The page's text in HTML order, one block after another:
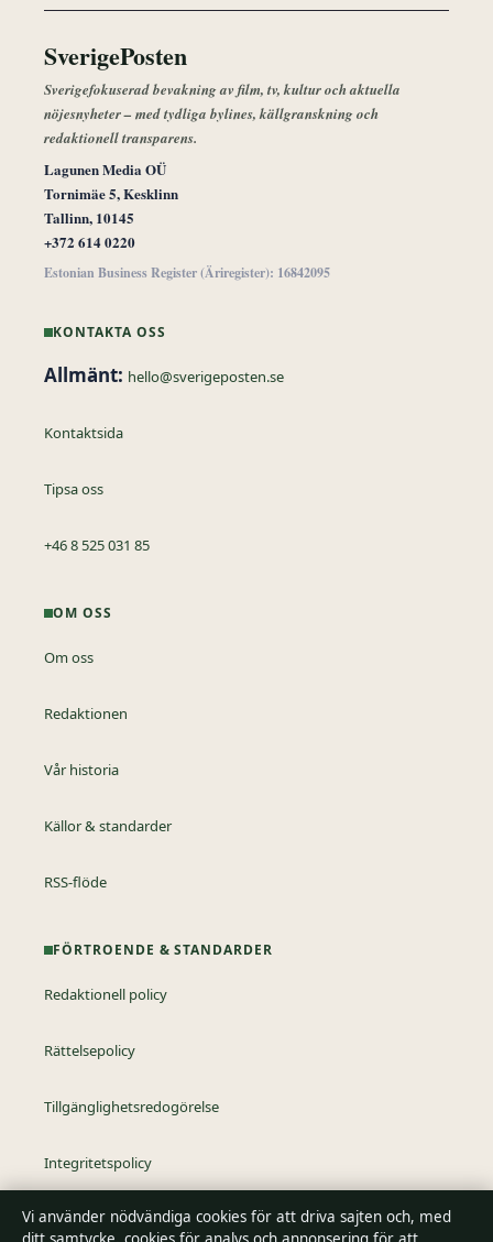
SverigePosten
Sverigefokuserad bevakning av film, tv, kultur och aktuella
nöjesnyheter – med tydliga bylines, källgranskning och
redaktionell transparens.
Lagunen Media OÜ
Tornimäe 5, Kesklinn
Tallinn, 10145
+372 614 0220
Estonian Business Register (Äriregister): 16842095
KONTAKTA OSS
Allmänt: hello@sverigeposten.se
Kontaktsida
Tipsa oss
+46 8 525 031 85
OM OSS
Om oss
Redaktionen
Vår historia
Källor & standarder
RSS-flöde
FÖRTROENDE & STANDARDER
Redaktionell policy
Rättelsepolicy
Tillgänglighetsredogörelse
Integritetspolicy
Kändisar & integritet
Vi använder nödvändiga cookies för att driva sajten och, med